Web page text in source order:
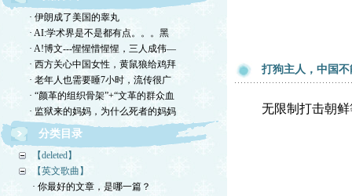
· 伊朗成了美国的睾丸
· AI:学术界是不是都有点。。。黑
· A!博文---惺惺惜惺惺，三人成伟—
· 西方关心中国女性，黄鼠狼给鸡拜
· 老年人也需要睡7小时，流传很广
· “颜革的组织骨架”+“文革的群众血
· 监狱来的妈妈，为什么死者的妈妈
分类目录
【deleted】
【英文歌曲】
· 你最好的文章，是哪一篇？
打狗主人，中国
无限制打击朝